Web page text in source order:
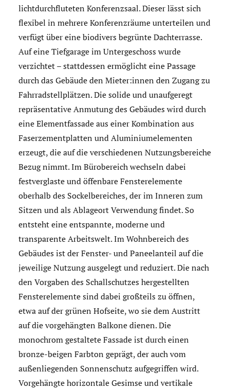
lichtdurchfluteten Konferenzsaal. Dieser lässt sich
flexibel in mehrere Konferenzräume unterteilen und
verfügt über eine biodivers begrünte Dachterrasse.
Auf eine Tiefgarage im Untergeschoss wurde
verzichtet – stattdessen ermöglicht eine Passage
durch das Gebäude den Mieter:innen den Zugang zu
Fahrradstellplätzen. Die solide und unaufgeregt
repräsentative Anmutung des Gebäudes wird durch
eine Elementfassade aus einer Kombination aus
Faserzementplatten und Aluminiumelementen
erzeugt, die auf die verschiedenen Nutzungsbereiche
Bezug nimmt. Im Bürobereich wechseln dabei
festverglaste und öffenbare Fensterelemente
oberhalb des Sockelbereiches, der im Inneren zum
Sitzen und als Ablageort Verwendung findet. So
entsteht eine entspannte, moderne und
transparente Arbeitswelt. Im Wohnbereich des
Gebäudes ist der Fenster- und Paneelanteil auf die
jeweilige Nutzung ausgelegt und reduziert. Die nach
den Vorgaben des Schallschutzes hergestellten
Fensterelemente sind dabei großteils zu öffnen,
etwa auf der grünen Hofseite, wo sie dem Austritt
auf die vorgehängten Balkone dienen. Die
monochrom gestaltete Fassade ist durch einen
bronze-beigen Farbton geprägt, der auch vom
außenliegenden Sonnenschutz aufgegriffen wird.
Vorgehängte horizontale Gesimse und vertikale